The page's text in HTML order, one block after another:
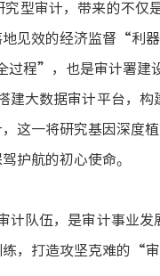
型审计，带来的不仅
见效的经济监督“利
程”，也是审计署建
建大数据审计平台，构
这一将研究基因深度
护航的初心使命。
队伍，是审计事业
，打造攻坚克难的 “